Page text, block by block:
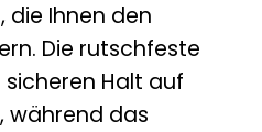
Ihnen den
Die rutschfeste
Halt auf
während das